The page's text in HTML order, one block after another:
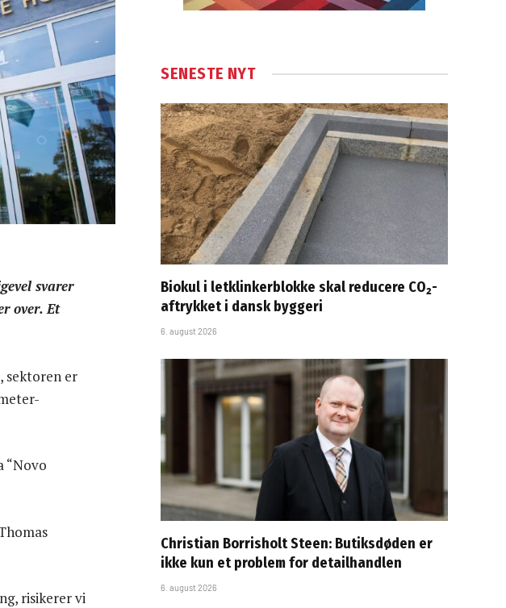
svarer
over. Et
sektoren er
“Novo
risikerer vi
SENESTE NYT
Biokul i letklinkerblokke skal reducere CO₂-
aftrykket i dansk byggeri
6. august 2026
Christian Borrisholt Steen: Butiksdøden er
ikke kun et problem for detailhandlen
6. august 2026